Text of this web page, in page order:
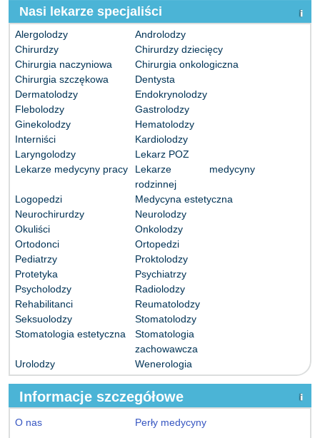
Nasi lekarze specjaliści
Alergolodzy
Androlodzy
Chirurdzy
Chirurdzy dziecięcy
Chirurgia naczyniowa
Chirurgia onkologiczna
Chirurgia szczękowa
Dentysta
Dermatolodzy
Endokrynolodzy
Flebolodzy
Gastrolodzy
Ginekolodzy
Hematolodzy
Interniści
Kardiolodzy
Laryngolodzy
Lekarz POZ
Lekarze medycyny pracy
Lekarze medycyny
rodzinnej
Logopedzi
Medycyna estetyczna
Neurochirurdzy
Neurolodzy
Okuliści
Onkolodzy
Ortodonci
Ortopedzi
Pediatrzy
Proktolodzy
Protetyka
Psychiatrzy
Psycholodzy
Radiolodzy
Rehabilitanci
Reumatolodzy
Seksuolodzy
Stomatolodzy
Stomatologia estetyczna
Stomatologia
zachowawcza
Urolodzy
Wenerologia
Informacje szczegółowe
O nas
Perły medycyny